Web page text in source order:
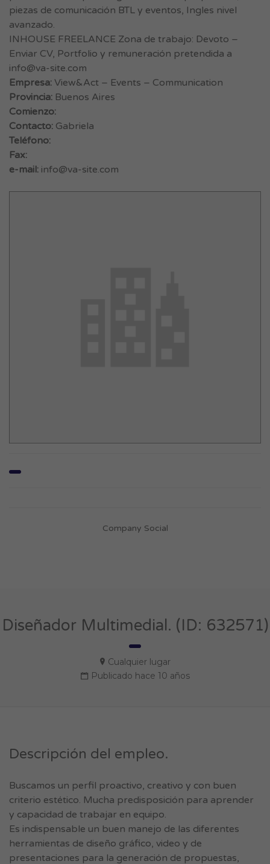
piezas de comunicación BTL y eventos, Ingles nivel
avanzado.
INHOUSE FREELANCE Zona de trabajo: Devoto –
Enviar CV, Portfolio y remuneración pretendida a
info@va-site.com
Empresa: View&Act – Events – Communication
Provincia: Buenos Aires
Comienzo:
Contacto: Gabriela
Teléfono:
Fax:
e-mail: info@va-site.com
Company Social
Diseñador Multimedial. (ID: 632571)
Cualquier lugar
Publicado hace 10 años
Descripción del empleo.
Buscamos un perfil proactivo, creativo y con buen
criterio estético. Mucha predisposición para aprender
y capacidad de trabajar en equipo.
Es indispensable un buen manejo de las diferentes
herramientas de diseño gráfico, video y de
presentaciones para la generación de propuestas,